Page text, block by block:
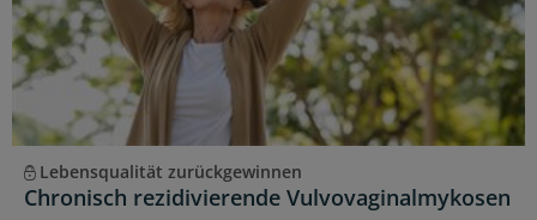
Lebensqualität zurückgewinnen
Chronisch rezidivierende Vulvovaginalmykosen